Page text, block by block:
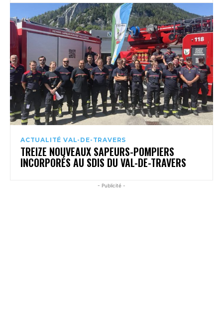
ACTUALITÉ VAL-DE-TRAVERS
TREIZE NOUVEAUX SAPEURS-POMPIERS
INCORPORÉS AU SDIS DU VAL-DE-TRAVERS
- Publicité -